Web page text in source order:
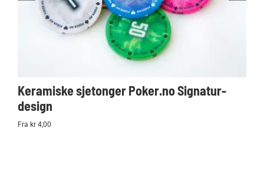
Keramiske sjetonger Poker.no Signatur-
design
Fra kr 4,00